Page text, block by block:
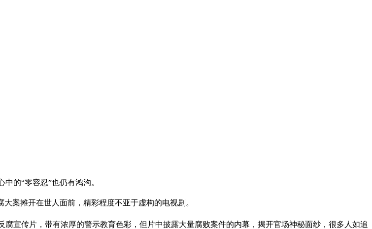
的“零容忍”也仍有鸿沟。
案摊开在世人面前，精彩程度不亚于虚构的电视剧。
宣传片，带有浓厚的警示教育色彩，但片中披露大量腐败案件的内幕，揭开官场神秘面纱，很多人如追